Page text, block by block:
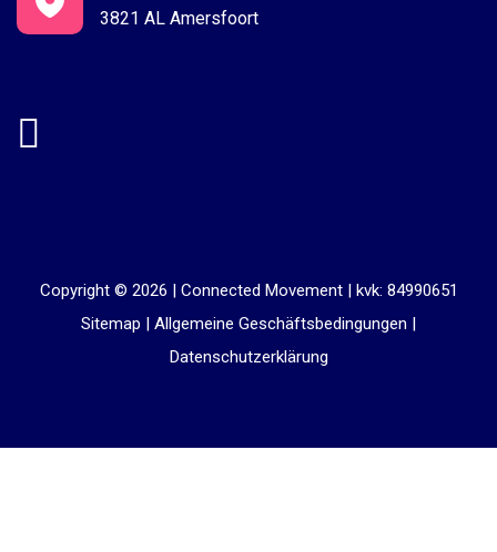
3821 AL Amersfoort
Copyright © 2026 | Connected Movement| kvk: 84990651
Sitemap | Allgemeine Geschäftsbedingungen |
Datenschutzerklärung